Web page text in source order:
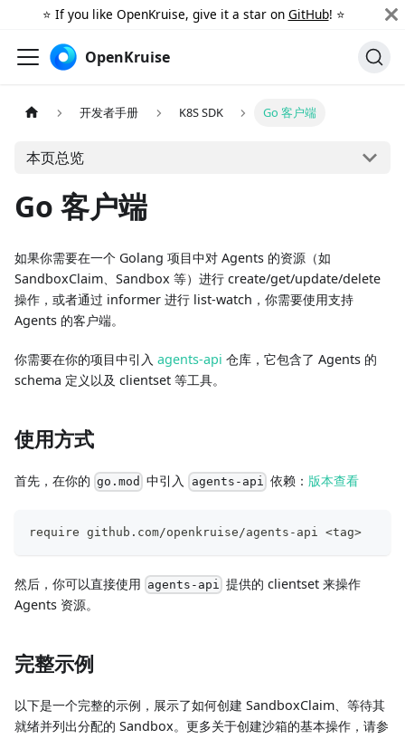
⭐️ If you like OpenKruise, give it a star on GitHub! ⭐️
OpenKruise
开发者手册 K8S SDK Go 客户端
本页总览
Go 客户端
如果你需要在一个 Golang 项目中对 Agents 的资源（如
SandboxClaim、Sandbox 等）进行 create/get/update/delete
操作，或者通过 informer 进行 list-watch，你需要使用支持
Agents 的客户端。
你需要在你的项目中引入 agents-api 仓库，它包含了 Agents 的
schema 定义以及 clientset 等工具。
使用方式
首先，在你的 go.mod 中引入 agents-api 依赖： 版本查看
require github.com/openkruise/agents-api <tag>
然后，你可以直接使用 agents-api 提供的 clientset 来操作
Agents 资源。
完整示例
以下是一个完整的示例，展示了如何创建 SandboxClaim、等待其
就绪并列出分配的 Sandbox。更多关于创建沙箱的基本操作，请参